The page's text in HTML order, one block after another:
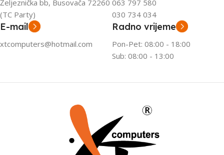
Željeznička bb, Busovača 72260
(TC Party)
063 797 580
030 734 034
E-mail
xtcomputers@hotmail.com
Radno vrijeme
Pon-Pet: 08:00 - 18:00
Sub: 08:00 - 13:00